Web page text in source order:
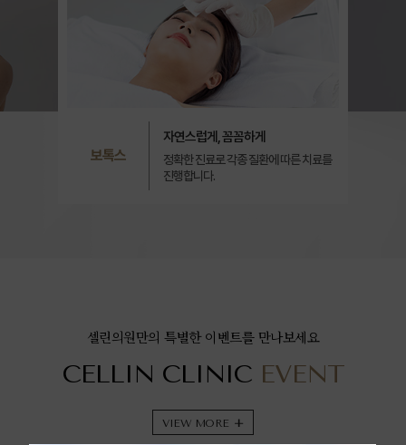
보톡스
자연스럽게, 꼼꼼하게
정확한 진료로 각종 질환에 따른 치료를
진행합니다.
셀린의원만의 특별한 이벤트를 만나보세요
CELLIN CLINIC EVENT
VIEW MORE +